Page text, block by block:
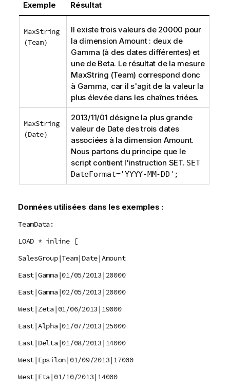
m
a
i
o
Exemple Résultat
MaxString
(Team)
Il existe trois valeurs de 20000 pour
la dimension Amount: deux de
Gamma (à des dates différentes) et
une de Beta. Le résultat de la mesure
MaxString (Team) correspond donc
à Gamma , car il s'agit de la valeur la
plus élevée dans les chaînes triées.
MaxString
(Date)
2013/11/01 désigne la plus grande
valeur de Datedes trois dates
associées à la dimension Amount.
Nous partons du principe que le
script contient l'instruction SET. SET
DateFormat='YYYY-MM-DD';
Données utilisées dans les exemples :
TeamData:
LOAD * inline [
SalesGroup|Team|Date|Amount
East|Gamma|01/05/2013|20000
East|Gamma|02/05/2013|20000
West|Zeta|01/06/2013|19000
East|Alpha|01/07/2013|25000
East|Delta|01/08/2013|14000
West|Epsilon|01/09/2013|17000
West|Eta|01/10/2013|14000